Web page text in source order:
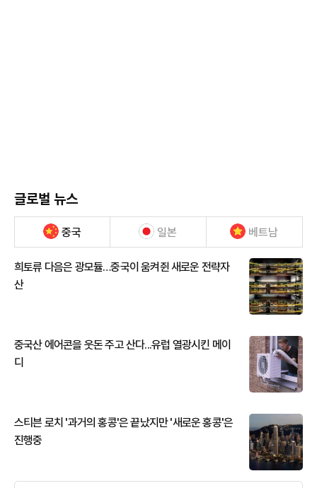
글로벌 뉴스
중국 일본 베트남
희토류 다음은 광모듈…중국이 움켜쥔 새로운 전략자
산
중국산 에어콘을 웃돈 주고 산다...유럽 열광시킨 메이
디
스티븐 로치 '과거의 홍콩'은 끝났지만 '새로운 홍콩'은
진행중